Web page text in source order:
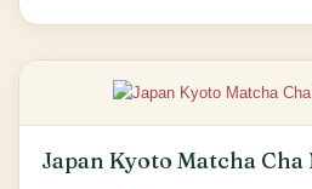
Japan Kyoto Matcha Cha